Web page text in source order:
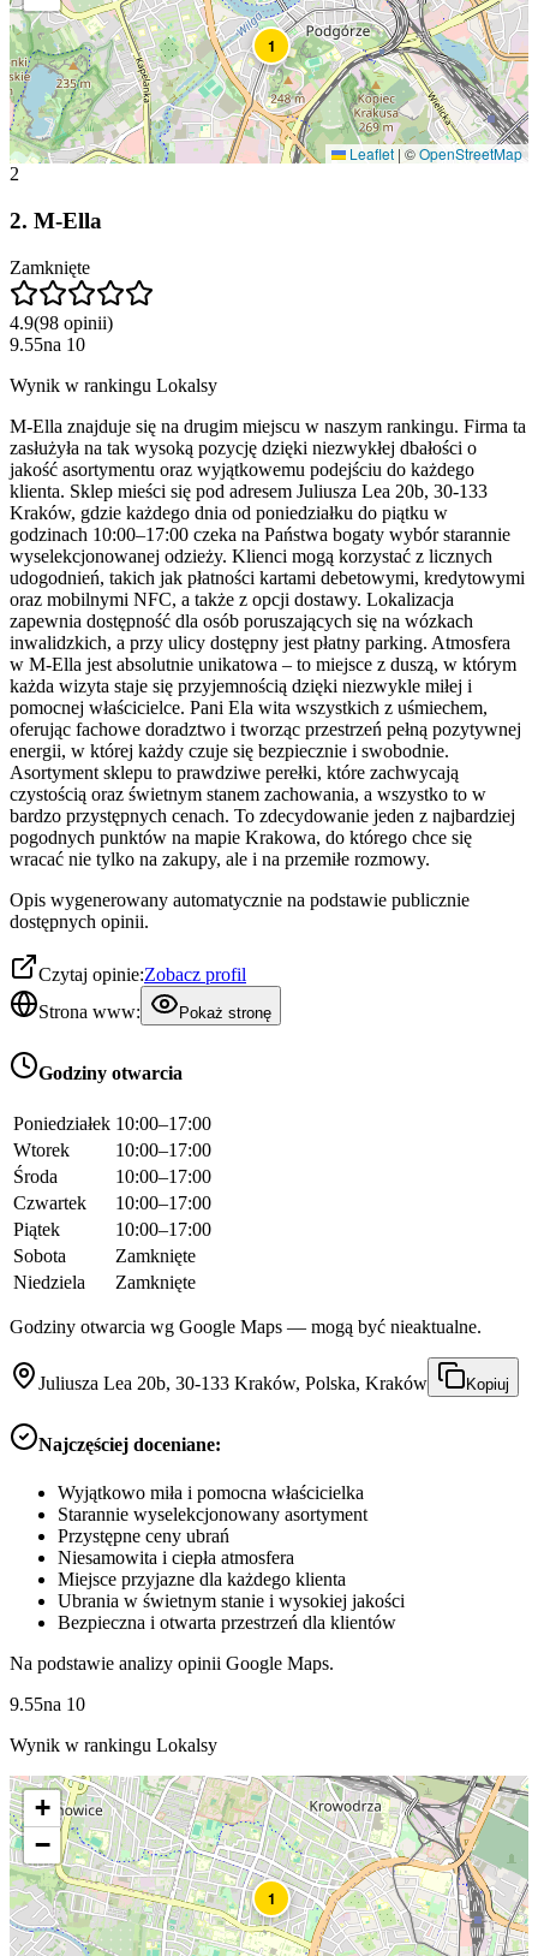
1
Leaflet | ©OpenStreetMap
2
2. M-Ella
Zamknięte
4.9(98 opinii)
9.55na 10
Wynik w rankingu Lokalsy
M-Ella znajduje się na drugim miejscu w naszym rankingu. Firma ta
zasłużyła na tak wysoką pozycję dzięki niezwykłej dbałości o
jakość asortymentu oraz wyjątkowemu podejściu do każdego
klienta. Sklep mieści się pod adresem Juliusza Lea 20b, 30-133
Kraków, gdzie każdego dnia od poniedziałku do piątku w
godzinach 10:00–17:00 czeka na Państwa bogaty wybór starannie
wyselekcjonowanej odzieży. Klienci mogą korzystać z licznych
udogodnień, takich jak płatności kartami debetowymi, kredytowymi
oraz mobilnymi NFC, a także z opcji dostawy. Lokalizacja
zapewnia dostępność dla osób poruszających się na wózkach
inwalidzkich, a przy ulicy dostępny jest płatny parking. Atmosfera
w M-Ella jest absolutnie unikatowa – to miejsce z duszą, w którym
każda wizyta staje się przyjemnością dzięki niezwykle miłej i
pomocnej właścicielce. Pani Ela wita wszystkich z uśmiechem,
oferując fachowe doradztwo i tworząc przestrzeń pełną pozytywnej
energii, w której każdy czuje się bezpiecznie i swobodnie.
Asortyment sklepu to prawdziwe perełki, które zachwycają
czystością oraz świetnym stanem zachowania, a wszystko to w
bardzo przystępnych cenach. To zdecydowanie jeden z najbardziej
pogodnych punktów na mapie Krakowa, do którego chce się
wracać nie tylko na zakupy, ale i na przemiłe rozmowy.
Opis wygenerowany automatycznie na podstawie publicznie
dostępnych opinii.
Czytaj opinie:Zobacz profil
Strona www:
Pokaż stronę
Godziny otwarcia
Poniedziałek 10:00–17:00
Wtorek
10:00–17:00
Środa
10:00–17:00
Czwartek
10:00–17:00
Piątek
10:00–17:00
Sobota
Zamknięte
Niedziela
Zamknięte
Godziny otwarcia wg Google Maps — mogą być nieaktualne.
Juliusza Lea 20b, 30-133 Kraków, Polska, Kraków Kopiuj
Najczęściej doceniane:
Wyjątkowo miła i pomocna właścicielka
Starannie wyselekcjonowany asortyment
Przystępne ceny ubrań
Niesamowita i ciepła atmosfera
Miejsce przyjazne dla każdego klienta
Ubrania w świetnym stanie i wysokiej jakości
Bezpieczna i otwarta przestrzeń dla klientów
Na podstawie analizy opinii Google Maps.
9.55na 10
Wynik w rankingu Lokalsy
1
+
−